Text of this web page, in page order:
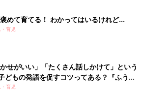
めて育てる！ わかってはいるけれど…
育児
かせがいい」「たくさん話しかけて」という
もの発語を促すコツってある？『ふうふ
64』
育児